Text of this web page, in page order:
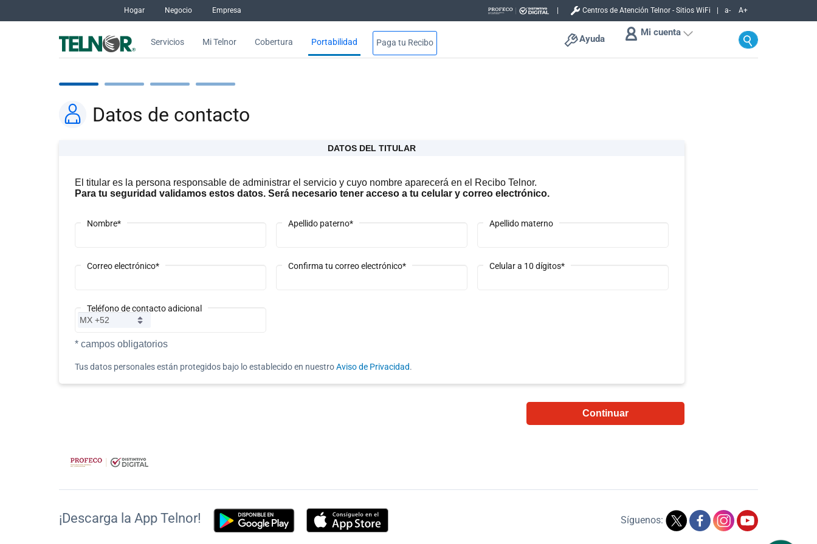
Hogar Negocio Empresa Centros de Atención Telnor - Sitios WiFi a- A+
Servicios Mi Telnor Cobertura Portabilidad Paga tu Recibo Ayuda
Mi cuenta
Datos de contacto
DATOS DEL TITULAR
El titular es la persona responsable de administrar el servicio y cuyo nombre aparecerá en el Recibo Telnor.
Para tu seguridad validamos estos datos. Será necesario tener acceso a tu celular y correo electrónico.
Nombre* Apellido paterno* Apellido materno
Correo electrónico* Confirma tu correo electrónico* Celular a 10 dígitos*
Teléfono de contacto adicional
* campos obligatorios
Tus datos personales están protegidos bajo lo establecido en nuestroAviso de Privacidad.
Continuar
¡Descarga la App Telnor! Síguenos: